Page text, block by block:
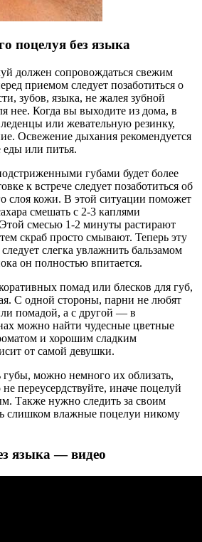
поцелуя без языка
должен сопровождаться свежим
приемом следует позаботиться о
зубов, языка, не жалея зубной
нее. Когда вы выходите из дома, в
леденцы или жевательную резинку,
Освежение дыхания рекомендуется
еды или питья.
губами будет более
к встрече следует позаботиться об
слоя кожи. В этой ситуации поможет
смешать с 2-3 каплями
смесью 1-2 минуты растирают
скраб просто смывают. Теперь эту
слегка увлажнить бальзамом
он полностью впитается.
помад или блесков для губ,
С одной стороны, парни не любят
помадой, а с другой — в
можно найти чудесные цветные
и хорошим сладким
от самой девушки.
можно немного их облизать,
переусердствуйте, иначе поцелуй
Также нужно следить за своим
слишком влажные поцелуи никому
языка — видео